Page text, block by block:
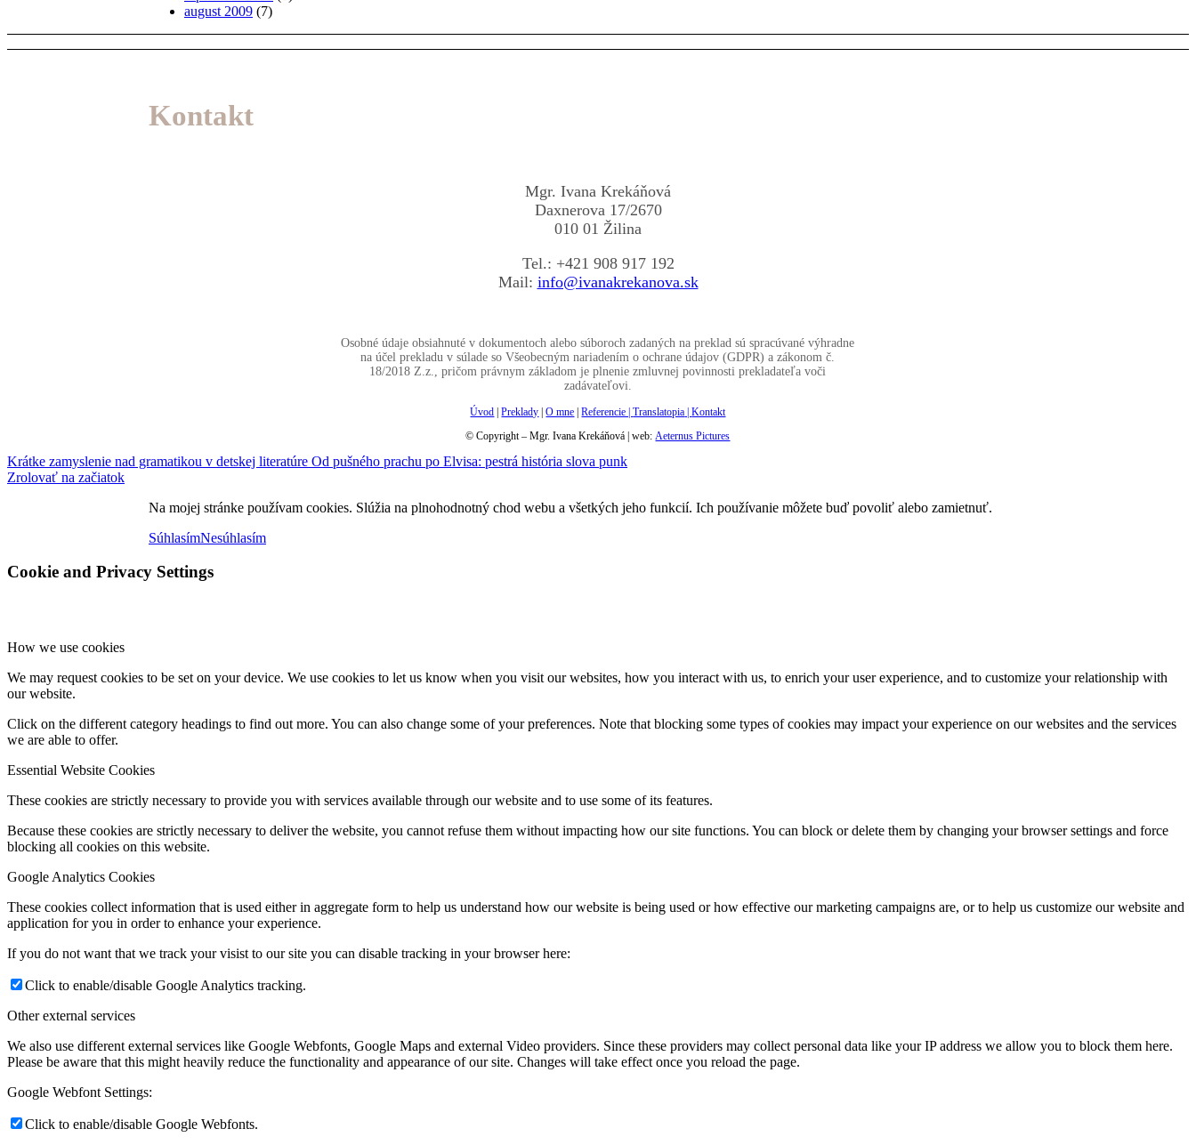
august 2009 (7)
Kontakt
Mgr. Ivana Krekáňová
Daxnerova 17/2670
010 01 Žilina
Tel.: +421 908 917 192
Mail: info@ivanakrekanova.sk
Osobné údaje obsiahnuté v dokumentoch alebo súboroch zadaných na preklad sú spracúvané výhradne
na účel prekladu v súlade so Všeobecným nariadením o ochrane údajov (GDPR) a zákonom č.
18/2018 Z.z., pričom právnym základom je plnenie zmluvnej povinnosti prekladateľa voči
zadávateľovi.
Úvod |Preklady |O mne |Referencie |Translatopia |Kontakt
© Copyright – Mgr. Ivana Krekáňová | web: Aeternus Pictures
Krátke zamyslenie nad gramatikou v detskej literatúre Od pušného prachu po Elvisa: pestrá história slova punk
Zrolovať na začiatok
Na mojej stránke používam cookies. Slúžia na plnohodnotný chod webu a všetkých jeho funkcií. Ich používanie môžete buď povoliť alebo zamietnuť.
SúhlasímNesúhlasím
Cookie and Privacy Settings
How we use cookies
We may request cookies to be set on your device. We use cookies to let us know when you visit our websites, how you interact with us, to enrich your user experience, and to customize your relationship with
our website.
Click on the different category headings to find out more. You can also change some of your preferences. Note that blocking some types of cookies may impact your experience on our websites and the services
we are able to offer.
Essential Website Cookies
These cookies are strictly necessary to provide you with services available through our website and to use some of its features.
Because these cookies are strictly necessary to deliver the website, you cannot refuse them without impacting how our site functions. You can block or delete them by changing your browser settings and force
blocking all cookies on this website.
Google Analytics Cookies
These cookies collect information that is used either in aggregate form to help us understand how our website is being used or how effective our marketing campaigns are, or to help us customize our website and
application for you in order to enhance your experience.
If you do not want that we track your visist to our site you can disable tracking in your browser here:
Click to enable/disable Google Analytics tracking.
Other external services
We also use different external services like Google Webfonts, Google Maps and external Video providers. Since these providers may collect personal data like your IP address we allow you to block them here.
Please be aware that this might heavily reduce the functionality and appearance of our site. Changes will take effect once you reload the page.
Google Webfont Settings:
Click to enable/disable Google Webfonts.